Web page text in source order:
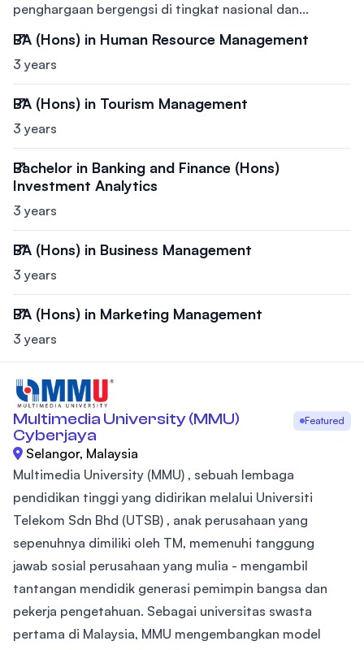
penghargaan bergengsi di tingkat nasional dan...
BA (Hons) in Human Resource Management
3 years
BA (Hons) in Tourism Management
3 years
Bachelor in Banking and Finance (Hons)
Investment Analytics
3 years
BA (Hons) in Business Management
3 years
BA (Hons) in Marketing Management
3 years
Multimedia University (MMU)
Cyberjaya
Featured
Selangor, Malaysia
Multimedia University (MMU) , sebuah lembaga
pendidikan tinggi yang didirikan melalui Universiti
Telekom Sdn Bhd (UTSB) , anak perusahaan yang
sepenuhnya dimiliki oleh TM, memenuhi tanggung
jawab sosial perusahaan yang mulia - mengambil
tantangan mendidik generasi pemimpin bangsa dan
pekerja pengetahuan. Sebagai universitas swasta
pertama di Malaysia, MMU mengembangkan model